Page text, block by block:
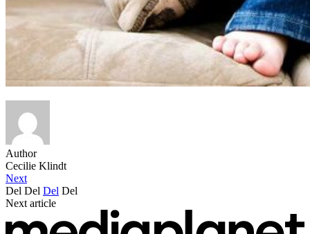
Author
Cecilie Klindt
Next
Del Del Del Del
Next article